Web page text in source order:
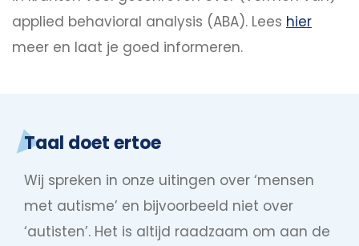
applied behavioral analysis (ABA). Lees hier
meer en laat je goed informeren.
Taal doet ertoe
Wij spreken in onze uitingen over ‘mensen
met autisme’ en bijvoorbeeld niet over
‘autisten’. Het is altijd raadzaam om aan de